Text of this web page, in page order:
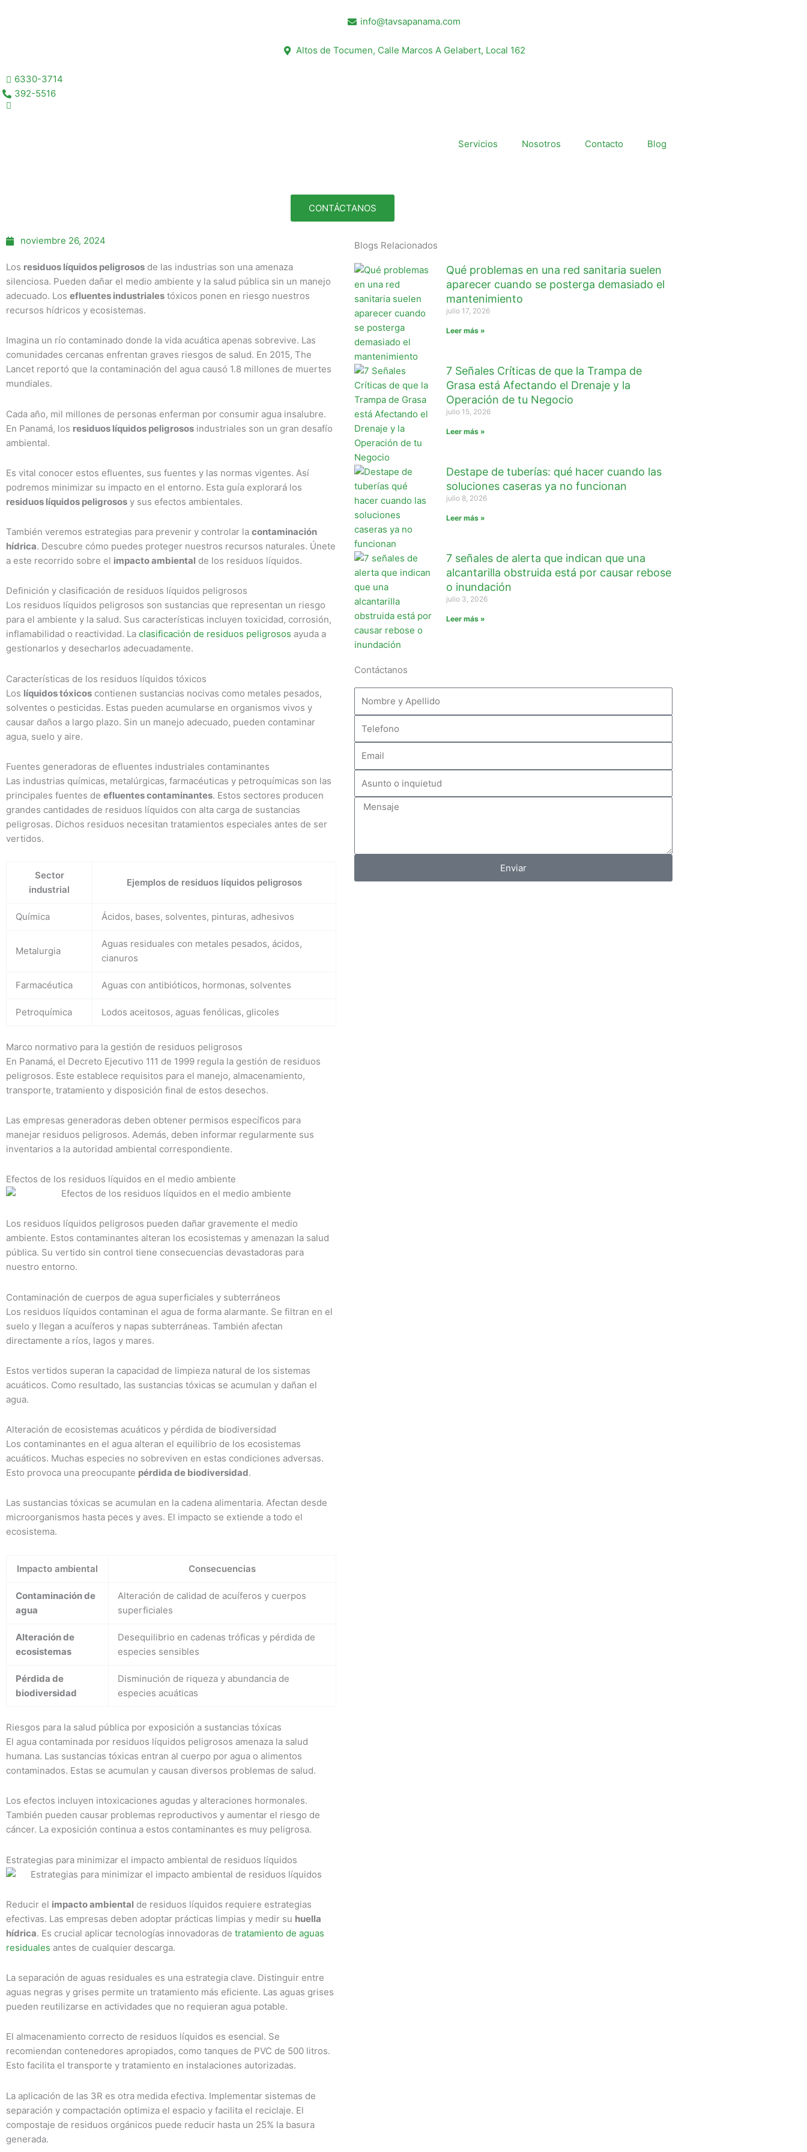
info@tavsapanama.com
Altos de Tocumen, Calle Marcos A Gelabert, Local 162
6330-3714
392-5516
Servicios Nosotros Contacto Blog
CONTÁCTANOS
noviembre 26, 2024
Los residuos líquidos peligrosos de las industrias son una amenaza
silenciosa. Pueden dañar el medio ambiente y la salud pública sin un manejo
adecuado. Los efluentes industriales tóxicos ponen en riesgo nuestros
recursos hídricos y ecosistemas.
Imagina un río contaminado donde la vida acuática apenas sobrevive. Las
comunidades cercanas enfrentan graves riesgos de salud. En 2015, The
Lancet reportó que la contaminación del agua causó 1.8 millones de muertes
mundiales.
Cada año, mil millones de personas enferman por consumir agua insalubre.
En Panamá, los residuos líquidos peligrosos industriales son un gran desafío
ambiental.
Es vital conocer estos efluentes, sus fuentes y las normas vigentes. Así
podremos minimizar su impacto en el entorno. Esta guía explorará los
residuos líquidos peligrosos y sus efectos ambientales.
También veremos estrategias para prevenir y controlar la contaminación
hídrica. Descubre cómo puedes proteger nuestros recursos naturales. Únete
a este recorrido sobre el impacto ambiental de los residuos líquidos.
Definición y clasificación de residuos líquidos peligrosos
Los residuos líquidos peligrosos son sustancias que representan un riesgo
para el ambiente y la salud. Sus características incluyen toxicidad, corrosión,
inflamabilidad o reactividad. La clasificación de residuos peligrosos ayuda a
gestionarlos y desecharlos adecuadamente.
Características de los residuos líquidos tóxicos
Los líquidos tóxicos contienen sustancias nocivas como metales pesados,
solventes o pesticidas. Estas pueden acumularse en organismos vivos y
causar daños a largo plazo. Sin un manejo adecuado, pueden contaminar
agua, suelo y aire.
Fuentes generadoras de efluentes industriales contaminantes
Las industrias químicas, metalúrgicas, farmacéuticas y petroquímicas son las
principales fuentes de efluentes contaminantes. Estos sectores producen
grandes cantidades de residuos líquidos con alta carga de sustancias
peligrosas. Dichos residuos necesitan tratamientos especiales antes de ser
vertidos.
Sector
industrial
Ejemplos de residuos líquidos peligrosos
Química Ácidos, bases, solventes, pinturas, adhesivos
Metalurgia
Aguas residuales con metales pesados, ácidos,
cianuros
Farmacéutica Aguas con antibióticos, hormonas, solventes
Petroquímica Lodos aceitosos, aguas fenólicas, glicoles
Marco normativo para la gestión de residuos peligrosos
En Panamá, el Decreto Ejecutivo 111 de 1999 regula la gestión de residuos
peligrosos. Este establece requisitos para el manejo, almacenamiento,
transporte, tratamiento y disposición final de estos desechos.
Las empresas generadoras deben obtener permisos específicos para
manejar residuos peligrosos. Además, deben informar regularmente sus
inventarios a la autoridad ambiental correspondiente.
Efectos de los residuos líquidos en el medio ambiente
Los residuos líquidos peligrosos pueden dañar gravemente el medio
ambiente. Estos contaminantes alteran los ecosistemas y amenazan la salud
pública. Su vertido sin control tiene consecuencias devastadoras para
nuestro entorno.
Contaminación de cuerpos de agua superficiales y subterráneos
Los residuos líquidos contaminan el agua de forma alarmante. Se filtran en el
suelo y llegan a acuíferos y napas subterráneas. También afectan
directamente a ríos, lagos y mares.
Estos vertidos superan la capacidad de limpieza natural de los sistemas
acuáticos. Como resultado, las sustancias tóxicas se acumulan y dañan el
agua.
Alteración de ecosistemas acuáticos y pérdida de biodiversidad
Los contaminantes en el agua alteran el equilibrio de los ecosistemas
acuáticos. Muchas especies no sobreviven en estas condiciones adversas.
Esto provoca una preocupante pérdida de biodiversidad.
Las sustancias tóxicas se acumulan en la cadena alimentaria. Afectan desde
microorganismos hasta peces y aves. El impacto se extiende a todo el
ecosistema.
Impacto ambiental Consecuencias
Contaminación de
agua
Alteración de calidad de acuíferos y cuerpos
superficiales
Alteración de
ecosistemas
Desequilibrio en cadenas tróficas y pérdida de
especies sensibles
Pérdida de
biodiversidad
Disminución de riqueza y abundancia de
especies acuáticas
Riesgos para la salud pública por exposición a sustancias tóxicas
El agua contaminada por residuos líquidos peligrosos amenaza la salud
humana. Las sustancias tóxicas entran al cuerpo por agua o alimentos
contaminados. Estas se acumulan y causan diversos problemas de salud.
Los efectos incluyen intoxicaciones agudas y alteraciones hormonales.
También pueden causar problemas reproductivos y aumentar el riesgo de
cáncer. La exposición continua a estos contaminantes es muy peligrosa.
Estrategias para minimizar el impacto ambiental de residuos líquidos
Reducir el impacto ambiental de residuos líquidos requiere estrategias
efectivas. Las empresas deben adoptar prácticas limpias y medir su huella
hídrica. Es crucial aplicar tecnologías innovadoras de tratamiento de aguas
residuales antes de cualquier descarga.
La separación de aguas residuales es una estrategia clave. Distinguir entre
aguas negras y grises permite un tratamiento más eficiente. Las aguas grises
pueden reutilizarse en actividades que no requieran agua potable.
El almacenamiento correcto de residuos líquidos es esencial. Se
recomiendan contenedores apropiados, como tanques de PVC de 500 litros.
Esto facilita el transporte y tratamiento en instalaciones autorizadas.
La aplicación de las 3R es otra medida efectiva. Implementar sistemas de
separación y compactación optimiza el espacio y facilita el reciclaje. El
compostaje de residuos orgánicos puede reducir hasta un 25% la basura
generada.
Blogs Relacionados
Qué problemas en una red sanitaria suelen
aparecer cuando se posterga demasiado el
mantenimiento
julio 17, 2026
Leer más »
7 Señales Críticas de que la Trampa de
Grasa está Afectando el Drenaje y la
Operación de tu Negocio
julio 15, 2026
Leer más »
Destape de tuberías: qué hacer cuando las
soluciones caseras ya no funcionan
julio 8, 2026
Leer más »
7 señales de alerta que indican que una
alcantarilla obstruida está por causar rebose
o inundación
julio 3, 2026
Leer más »
Contáctanos
inquietud
Mensaje
Enviar